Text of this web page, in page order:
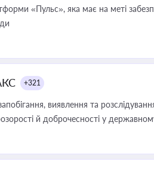
«Пульс», яка має на меті
+321
виявлення та
й доброчесності у державному